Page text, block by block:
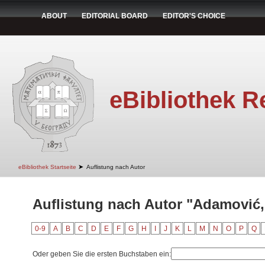
ABOUT EDITORIAL BOARD EDITOR'S CHOICE
eBibliothek
eBibliothek Startseite ➤ Auflistung nach Autor
Auflistung nach Autor
0-9 A B C D E F G H J K L M N O P Q
Oder geben Sie die ersten Buchstaben ein: